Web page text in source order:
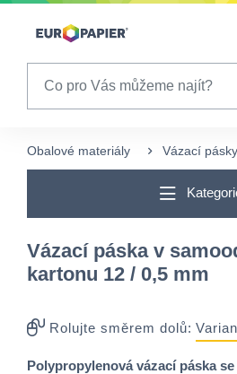
Table Of Content
Pro Vás zajímavé produkty
Obalové materiály Vázací pásky
Vázací páska v
kartonu 12 / 0,5 mm
Rolujte směrem dolů:
Polypropylenová vázací páska